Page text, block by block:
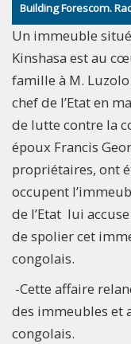
Building Forescom.
Un immeuble
Kinshasa est au
famille à M.
chef de l’Etat en
de lutte contre la
époux Francis
propriétaires, ont
occupent
de l’Etat lui
de spolier cet
congolais.
-Cette affaire
des immeubles et
congolais.